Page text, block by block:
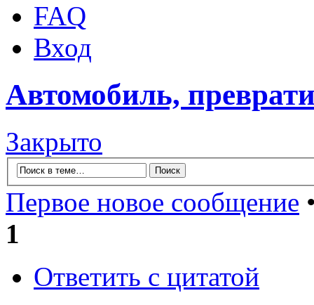
FAQ
Вход
Автомобиль,
Закрыто
Первое новое сообщение
1
Ответить с цитатой